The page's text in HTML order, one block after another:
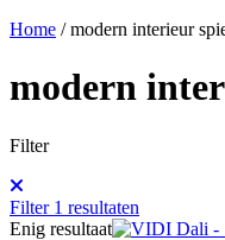
Home /modern interieur
modern
Filter
Filter 1 resultaten
Enig resultaat